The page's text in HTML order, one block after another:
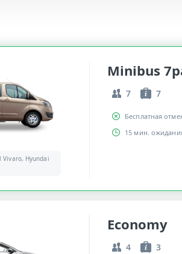
Vivaro, Hyundai
Minibus
7 7
Бесплатная
15 мин.
Economy
4 3